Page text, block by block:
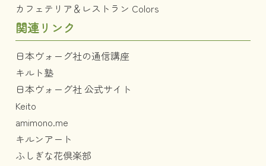
カフェテリア＆レストラン Colors
関連リンク
日本ヴォーグ社の通信講座
キルト塾
日本ヴォーグ社 公式サイト
Keito
amimono.me
キルンアート
ふしぎな花倶楽部